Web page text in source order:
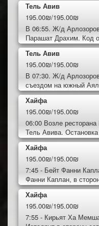
Тель Авив
195.00₪/195.00₪
В 06:55. Ж/д
Парашат Драхим. Код
Тель Авив
195.00₪/195.00₪
В 07:30. Ж/д
съездом на южный
Хайфа
195.00₪/195.00₪
06:00 Возле
Тель Авива.
Хайфа
195.00₪/195.00₪
7:45 - Бейт Фанни
Фанни Каплан, в
Хайфа
195.00₪/195.00₪
7:55 - Кирьят Ха